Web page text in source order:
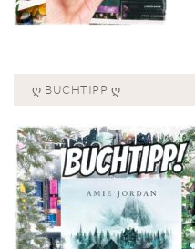
Ღ BUCHTIPP Ღ